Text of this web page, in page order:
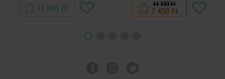
12 900 Ft 14 900 Ft
7 450 Ft